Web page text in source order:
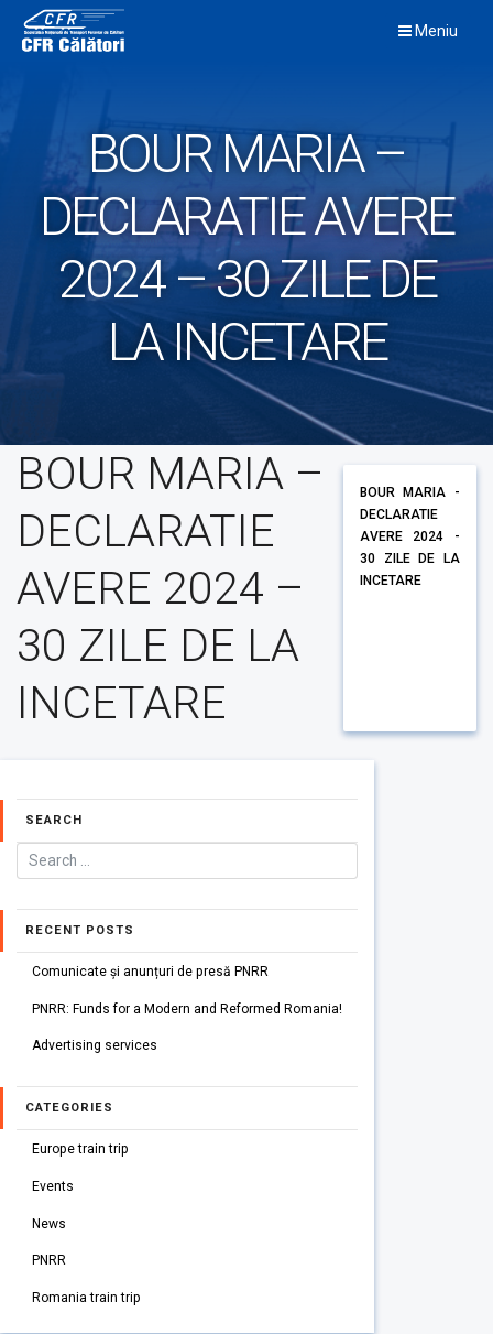
content
Meniu
BOUR MARIA –
DECLARATIE AVERE
2024 – 30 ZILE DE
LA INCETARE
BOUR MARIA –
DECLARATIE
AVERE 2024 –
30 ZILE DE LA
INCETARE
BOUR MARIA -
DECLARATIE
AVERE 2024 -
30 ZILE DE LA
INCETARE
SEARCH
RECENT POSTS
Comunicate și anunțuri de presă PNRR
PNRR: Funds for a Modern and Reformed Romania!
Advertising services
CATEGORIES
Europe train trip
Events
News
PNRR
Romania train trip